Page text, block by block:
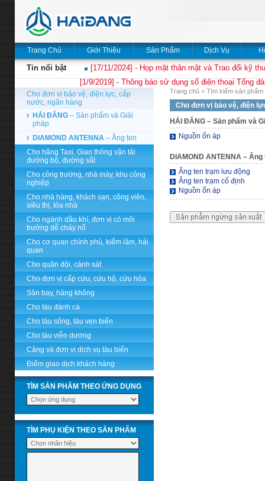
Trang Chủ Giới Thiệu Sản Phẩm Dịch Vụ
Tin nổi bật
[17/11/2024] - Họp mặt thân mật và Trao đổi kỹ
[1/9/2019] - Thông báo sử dụng số điện thoại Tổng
Cho đơn vị bảo vệ, điện lực, cấp
nước, ngân hàng
HẢI ĐĂNG – Sản phẩm và Giải
pháp
DIAMOND ANTENNA – Ăng ten
Cho hãng Taxi, Giao thông vận tải
đường bộ, đường sắt
Cho công trường, nhà máy, khu công
nghiệp
Cho nhà hàng, khách sạn, công viên,
siêu thị, tòa nhà
Cho ngành dầu khí, đơn vị có môi
trường dễ cháy nổ
Cho cơ quan chính phủ, kiểm lâm, hải
quan
Cho quân đội, cảnh sát
Cho đơn vị cấp cứu, cứu hộ, cứu hỏa
Sân bay, hàng không
Cho tàu đánh cá
Cho tàu sông, tàu ven biển
Cho tàu viễn dương
Cảng và đơn vị dịch vụ tàu biển
Điểm giao dịch khách hàng
TÌM SẢN PHẨM THEO ỨNG DỤNG
TÌM PHỤ KIỆN THEO SẢN PHẨM
Trang chủ > Tìm kiếm sản phẩm
Cho đơn vị bảo vệ, điện
HẢI ĐĂNG – Sản phẩm và
Nguồn ổn áp
DIAMOND ANTENNA – Ăng
Ăng ten trạm lưu động
Ăng ten trạm cố định
Nguồn ổn áp